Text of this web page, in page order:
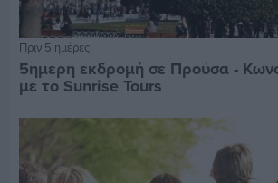
Πριν 5 ημέρες
5ημερη εκδρομή σε Προύσα -
με το Sunrise Tours